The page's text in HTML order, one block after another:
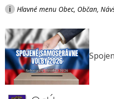
i Hlavné menu Obec, Občan,